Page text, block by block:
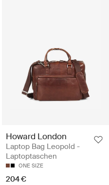
Howard London
Laptop Bag Leopold -
Laptoptaschen
ONE SIZE
204 €